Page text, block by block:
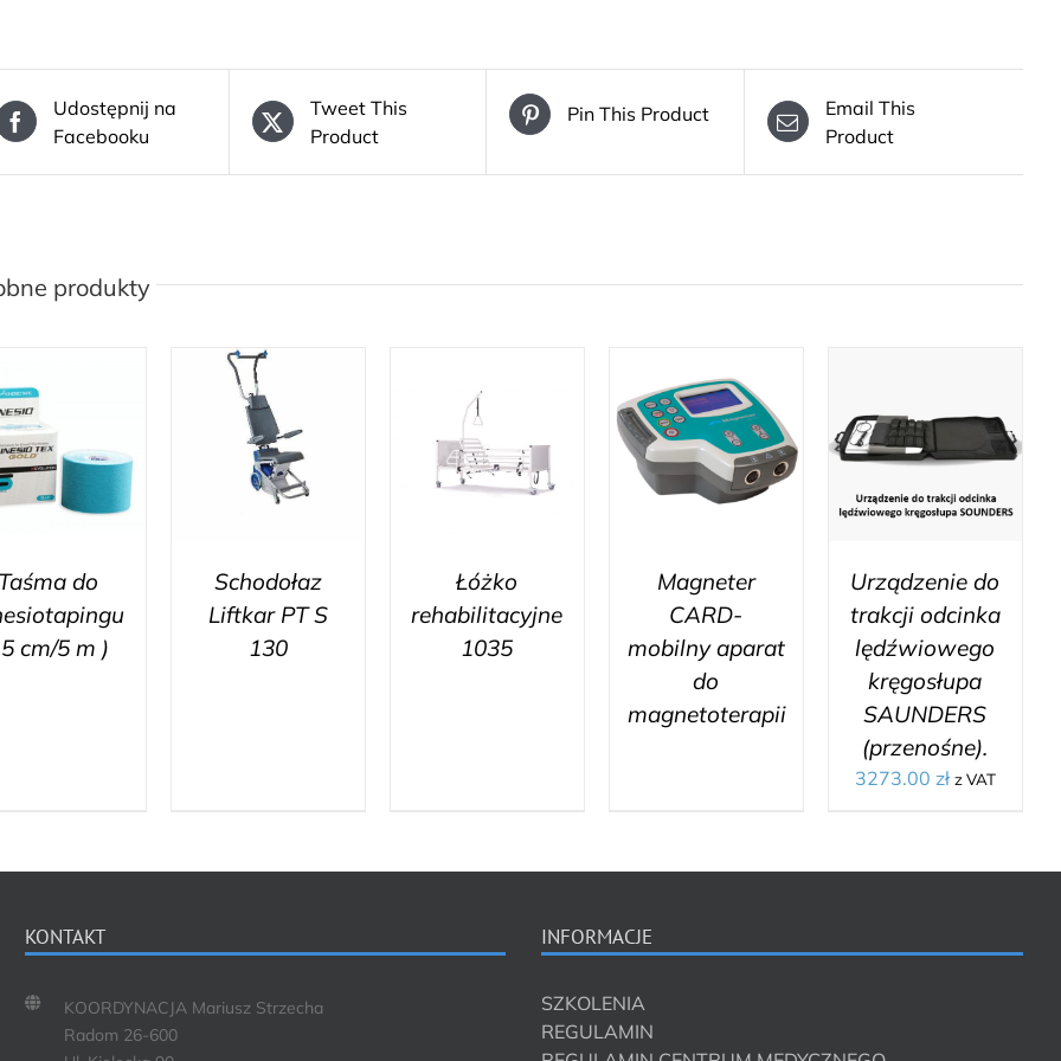
Udostępnij na
Facebooku
Tweet This
Product
Pin This Product
Email This
Product
produkty
do
cm/5 m )
Schodołaz
Liftkar PT S
130
Łóżko
rehabilitacyjne
1035
Magneter
CARD-
mobilny aparat
do
magnetoterapii
DODAJ DO
KOSZYKA
Urządzenie do
trakcji odcinka
lędźwiowego
kręgosłupa
SAUNDERS
(przenośne).
3273.00 zł z VAT
KONTAKT
KOORDYNACJA Mariusz Strzecha
Radom 26-600
INFORMACJE
SZKOLENIA
REGULAMIN